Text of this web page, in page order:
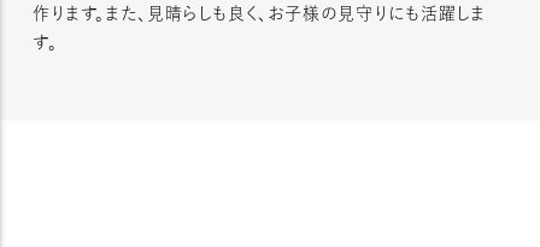
作ります。また、見晴らしも良く、お子様の見守りにも活躍しま
す。